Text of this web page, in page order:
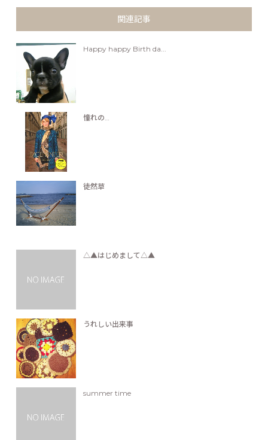
関連記事
Happy happy Birth da...
憧れの…
徒然草
△▲はじめまして△▲
うれしい出来事
summer time